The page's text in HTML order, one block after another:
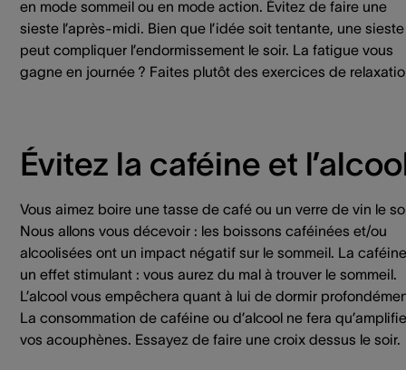
en mode sommeil ou en mode action. Évitez de faire une
sieste l’après-midi. Bien que l’idée soit tentante, une sieste
peut compliquer l’endormissement le soir. La fatigue vous
gagne en journée ? Faites plutôt des exercices de
Évitez la caféine et
Vous aimez boire une tasse de café ou un verre de vin le
Nous allons vous décevoir : les boissons caféinées et/ou
alcoolisées ont un impact négatif sur le sommeil. La
un effet stimulant : vous aurez du mal à trouver le sommeil.
L’alcool vous empêchera quant à lui de dormir
La consommation de caféine ou d’alcool ne fera
vos acouphènes. Essayez de faire une croix dessus le soir.